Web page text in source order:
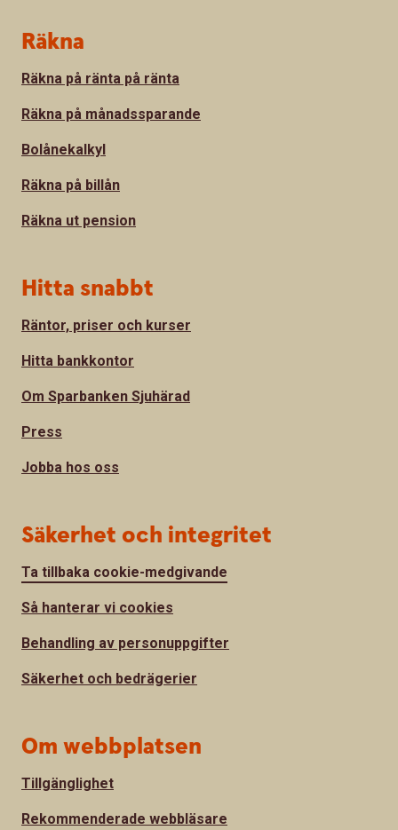
Sidfot
Räkna
Räkna på ränta på ränta
Räkna på månadssparande
Bolånekalkyl
Räkna på billån
Räkna ut pension
Hitta snabbt
Räntor, priser och kurser
Hitta bankkontor
Om Sparbanken Sjuhärad
Press
Jobba hos oss
Säkerhet och integritet
Ta tillbaka cookie-medgivande
Så hanterar vi cookies
Behandling av personuppgifter
Säkerhet och bedrägerier
Om webbplatsen
Tillgänglighet
Rekommenderade webbläsare